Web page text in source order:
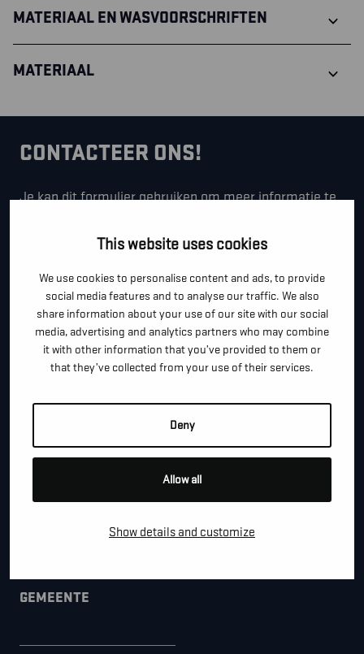
This website uses cookies
We use cookies to personalise content and ads, to provide
social media features and to analyse our traffic. We also
share information about your use of our site with our social
media, advertising and analytics partners who may combine
it with other information that you’ve provided to them or
that they’ve collected from your use of their services.
Deny
Allow all
Show details and customize
MATERIAAL EN WASVOORSCHRIFTEN
MATERIAAL
CONTACTEER ONS!
Je kan dit formulier gebruiken om meer informatie te
hallo te zeggen.
" geeft vereiste velden aan
VOOR- EN ACHTERNAAM *
E-MAIL *
BEDRIJFSNAAM
GEMEENTE